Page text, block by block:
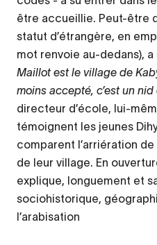
être accueillie. Peut-être
statut d’étrangère, en
mot renvoie au-dedans),
Maillot est le village de
moins accepté, c’est un
directeur d’école, lui-
témoignent les jeunes
comparent l’arriération
de leur village. En
explique, longuement et
sociohistorique,
l’arabisation